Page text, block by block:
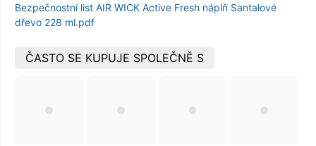
Bezpečnostní list AIR WICK Active Fresh náplň Santalové
dřevo 228 ml.pdf
ČASTO SE KUPUJE SPOLEČNĚ S